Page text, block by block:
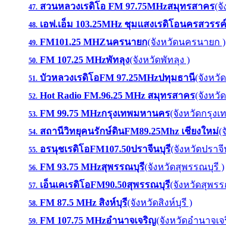
47. สวนหลวงเรดิโอ FM 97.75MHzสมุทรสาคร(จั
48. เอฟ.เอ็ม 103.25MHz ชุมแสงเรดิโอนครสวรรค์
49. FM101.25 MHZนครนายก(จังหวัดนครนายก )
50. FM 107.25 MHzพัทลุง(จังหวัดพัทลุง )
51. บัวหลวงเรดิโอFM 97.25MHzปทุมธานี(จังหวั
52. Hot Radio FM.96.25 MHz สมุทรสาคร(จังหวั
53. FM 99.75 MHzกรุงเทพมหานคร(จังหวัดกรุง
54. สถานีวิทยุคนรักษ์ดินFM89.25Mhz เชียงใหม่(
55. อรนุชเรดิโอFM107.50ปราจีนบุรี(จังหวัดปรา
56. FM 93.75 MHzสุพรรณบุรี(จังหวัดสุพรรณบุรี )
57. เอ็นเคเรดิโอFM90.50สุพรรณบุรี(จังหวัดสุพร
58. FM 87.5 MHz สิงห์บุรี(จังหวัดสิงห์บุรี )
59. FM 107.75 MHzอำนาจเจริญ(จังหวัดอำนาจเ